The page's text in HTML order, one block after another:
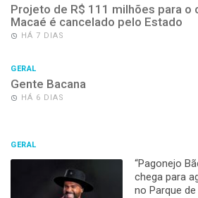
Projeto de R$ 111 milhões para o
Macaé é cancelado pelo Estado
HÁ 7 DIAS
GERAL
Gente Bacana
HÁ 6 DIAS
GERAL
“Pagonejo
chega para
no Parque